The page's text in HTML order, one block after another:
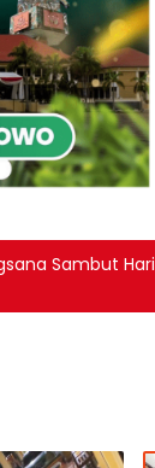
Sambut Hari